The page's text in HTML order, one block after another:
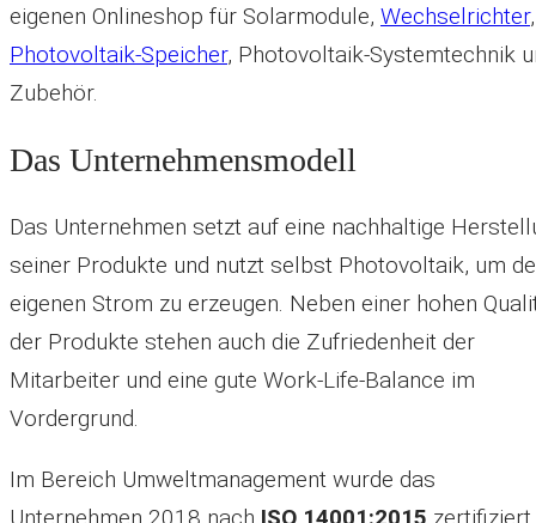
eigenen Onlineshop für Solarmodule, Wechselrichter,
Photovoltaik-Speicher, Photovoltaik-Systemtechnik
Zubehör.
Das Unternehmensmodell
Das Unternehmen setzt auf eine nachhaltige
seiner Produkte und nutzt selbst Photovoltaik, um
eigenen Strom zu erzeugen. Neben einer hohen
der Produkte stehen auch die Zufriedenheit der
Mitarbeiter und eine gute Work-Life-Balance im
Vordergrund.
Im Bereich Umweltmanagement wurde das